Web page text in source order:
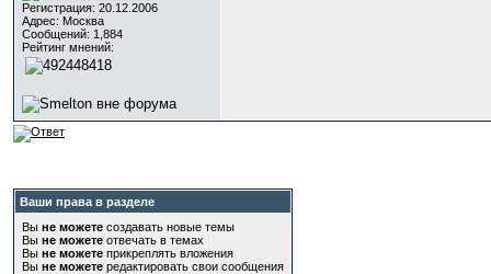
Регистрация: 20.12.2006
Адрес: Москва
Сообщений: 1,884
Рейтинг мнений:
Ваши права в разделе
Вы не можете создавать новые темы
Вы не можете отвечать в темах
Вы не можете прикреплять вложения
Вы не можете редактировать свои сообщения